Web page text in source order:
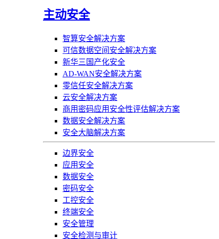
主动安全
智算安全解决方案
可信数据空间安全解决方案
新华三国产化安全
AD-WAN安全解决方案
零信任安全解决方案
云安全解决方案
商用密码应用安全性评估解决方案
数据安全解决方案
安全大脑解决方案
边界安全
应用安全
数据安全
密码安全
工控安全
终端安全
安全管理
安全检测与审计